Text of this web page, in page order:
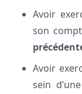
Avoir
son
Avoir
sein